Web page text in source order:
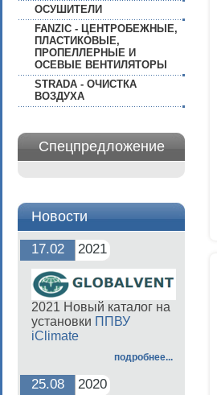
ОСУШИТЕЛИ
FANZIC - ЦЕНТРОБЕЖНЫЕ,
ПЛАСТИКОВЫЕ,
ПРОПЕЛЛЕРНЫЕ И
ОСЕВЫЕ ВЕНТИЛЯТОРЫ
STRADA - ОЧИСТКА
ВОЗДУХА
Спецпредложение
Новости
17.02 2021
2021 Новый каталог на
установки ППВУ
iClimate
подробнее...
25.08 2020